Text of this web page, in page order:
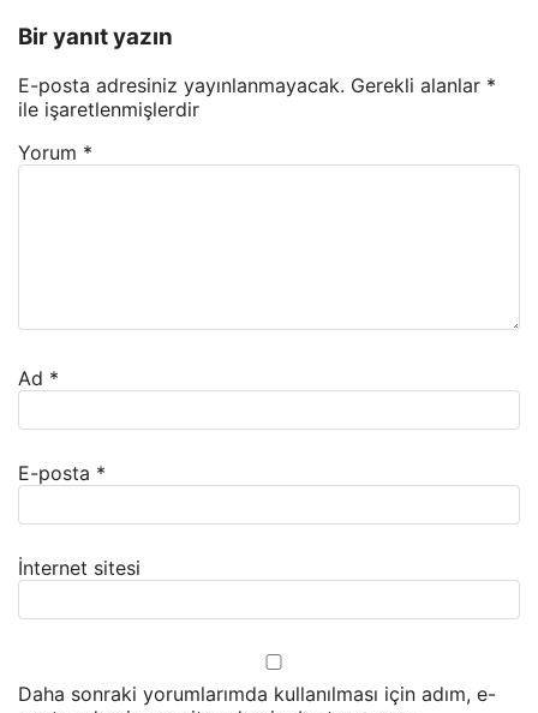
Bir yanıt yazın
E-posta adresiniz yayınlanmayacak. Gerekli alanlar *
ile işaretlenmişlerdir
Yorum *
Ad *
E-posta *
İnternet sitesi
Daha sonraki yorumlarımda kullanılması için adım, e-